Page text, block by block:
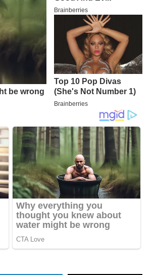
KËSHILLA & IDE
Rreziqet dhe Problemet që
Vijnë Nga Akulloret e
Vjetëruara
AGROWEB 10 QERSHOR, 2025